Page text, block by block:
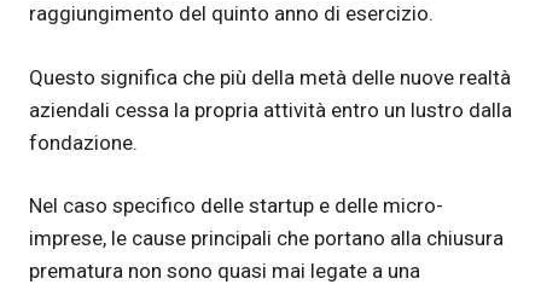
raggiungimento del quinto anno di esercizio.
Questo significa che più della metà delle nuove realtà
aziendali cessa la propria attività entro un lustro dalla
fondazione.
Nel caso specifico delle startup e delle micro-
imprese, le cause principali che portano alla chiusura
prematura non sono quasi mai legate a una